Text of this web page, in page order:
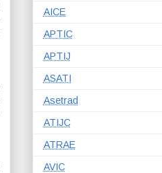
AICE
APTIC
APTIJ
ASATI
Asetrad
ATIJC
ATRAE
AVIC